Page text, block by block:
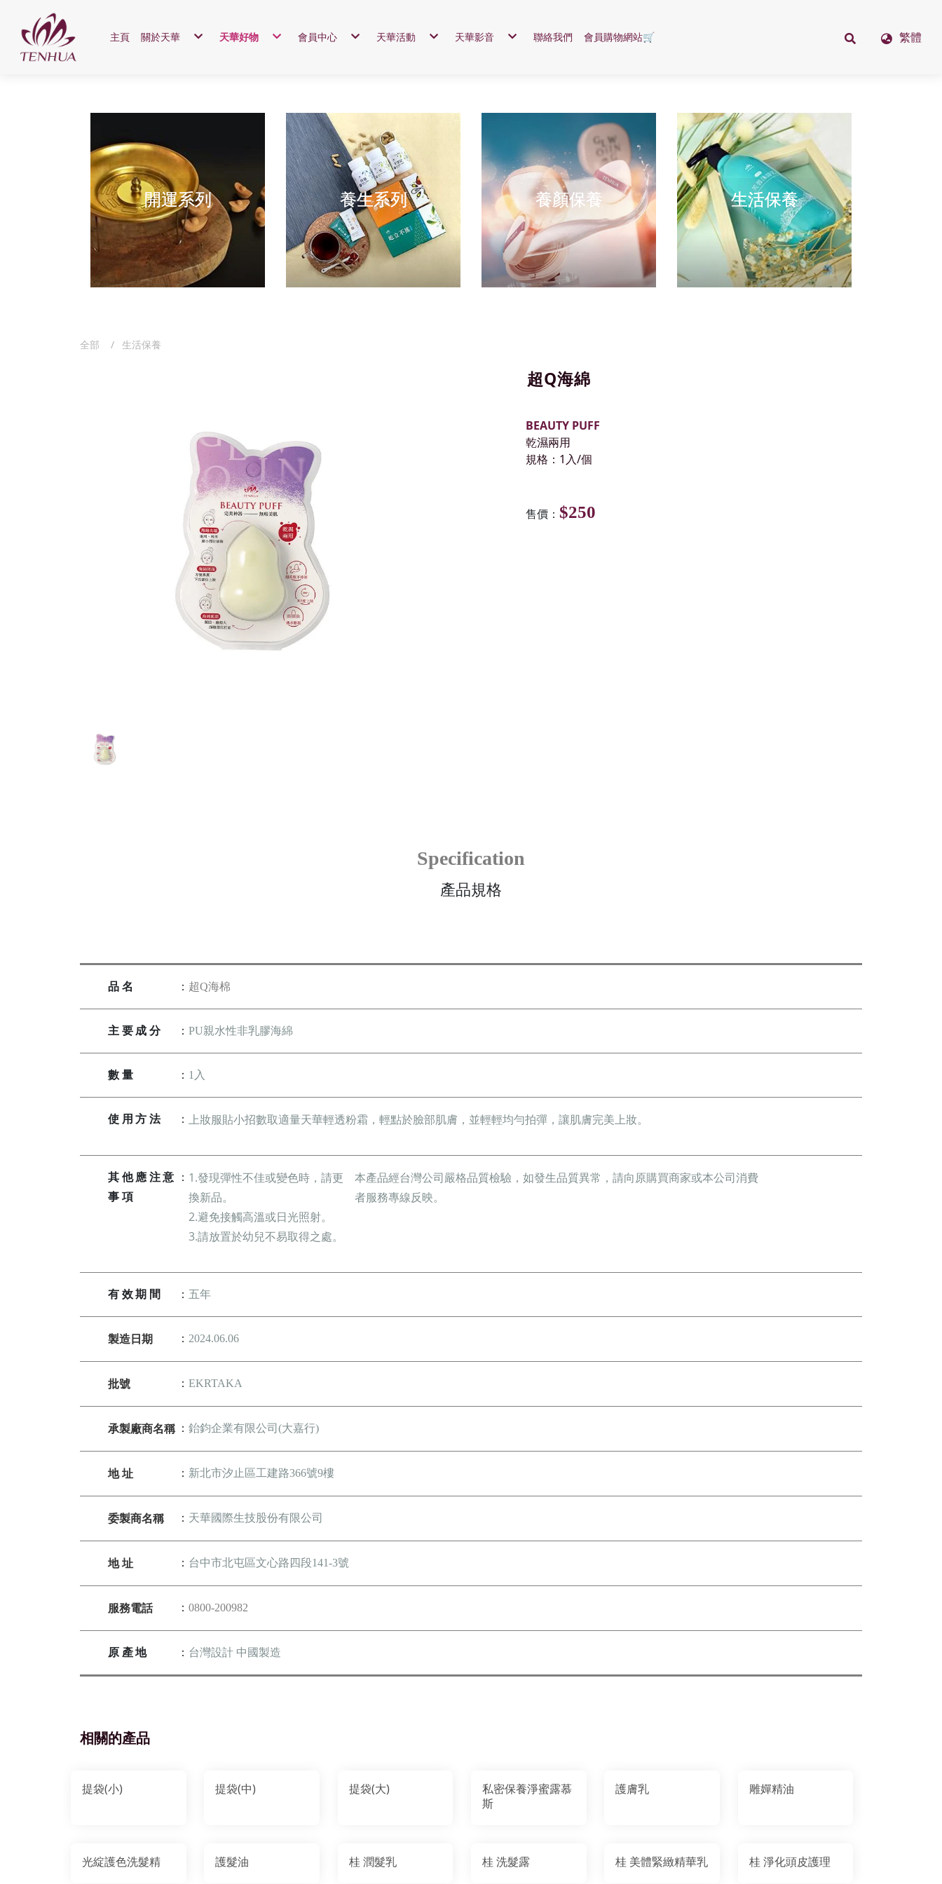
繁體
主頁 關於天華 天華好物
開運香水包
開運飾品
開運香皂
開運擺飾
養生食品｜即沖類
養生食品｜綜合類
手提袋
會員中心 天華活動 天華影音 聯絡我們 會員購物網站🛒
開運系列 養生系列 養顏保養 生活保養
超Q海綿
BEAUTY PUFF
乾濕兩用
規格：1入/個
售價： $250
Specification
產品規格
品名 ： 超Q海棉
主要成分 ：PU親水性非乳膠海綿
數量 ： 1入
使用方法 ： 上妝服貼小招數取適量天華輕透粉霜，輕點於臉部肌膚，並輕輕均勻拍彈，讓肌膚完美上妝。
其他應注意
事項
： 1.發現彈性不佳或變色時，請更
換新品。
2.避免接觸高溫或日光照射。
3.請放置於幼兒不易取得之處。
本產品經台灣公司嚴格品質檢驗，如發生品質異常，請向原購買商家或本公司消費
者服務專線反映。
有效期間 ： 五年
製造日期 ： 2024.06.06
批號 ：EKRTAKA
承製廠商名稱 ：鈶鈞企業有限公司(大嘉行)
地 址 ： 新北市汐止區工建路366號9樓
委製商名稱 ： 天華國際生技股份有限公司
地 址 ： 台中市北屯區文心路四段141-3號
服務電話 ：0800-200982
原產地 ： 台灣設計 中國製造
相關的產品
提袋(小) 提袋(中) 提袋(大)
私密保養淨蜜露慕
斯
護膚乳 雕嬋精油
光綻護色洗髮精 護髮油 桂 潤髮乳 桂 洗髮露 桂 美體緊緻精華乳 桂 淨化頭皮護理
全部 生活保養